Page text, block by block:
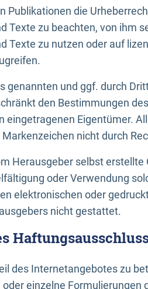
Publikationen die
Texte zu beachten, von ihm
Texte zu nutzen oder auf
genannten und ggf. durch
den Bestimmungen
eingetragenen Eigentümer.
nicht durch
Herausgeber selbst erstellte
oder Verwendung
elektronischen oder
nicht gestattet.
des Internetangebotes zu
einzelne Formulierungen